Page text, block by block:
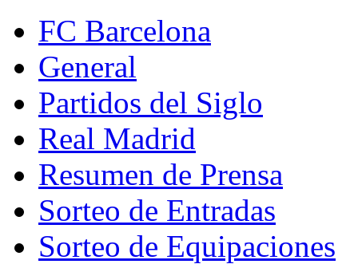
FC Barcelona
General
Partidos del Siglo
Real Madrid
Resumen de Prensa
Sorteo de Entradas
Sorteo de Equipaciones